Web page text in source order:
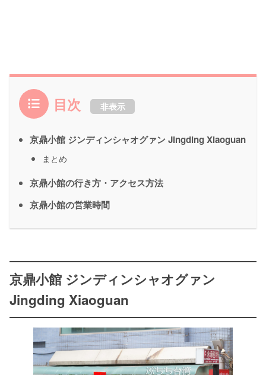
目次 非表示
京鼎小館 ジンディンシャオグァン Jingding Xiaoguan
まとめ
京鼎小館の行き方・アクセス方法
京鼎小館の営業時間
京鼎小館 ジンディンシャオグァン
Jingding Xiaoguan